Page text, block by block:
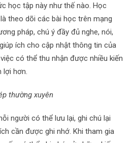
học tập này như thế nào. Học
theo dõi các bài học trên mạng
pháp, chú ý đầy đủ nghe, nói,
ích cho cập nhật thông tin của
có thể thu nhận được nhiều kiến
lợi hơn.
thường xuyên
người có thể lưu lại, ghi chú lại
cần được ghi nhớ. Khi tham gia